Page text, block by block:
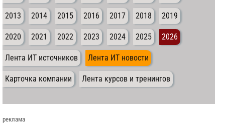
2013 2014 2015 2016 2017 2018 2019
2020 2021 2022 2023 2024 2025 2026
Лента ИТ источников Лента ИТ новости
Карточка компании Лента курсов и тренингов
реклама